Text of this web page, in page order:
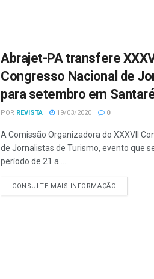
Abrajet-PA transfere
Congresso Nacional de
para setembro em
POR REVISTA 19/03/2020 0
A Comissão Organizadora do XXXVII
de Jornalistas de Turismo, evento que
período de 21 a ...
CONSULTE MAIS INFORMAÇÃO